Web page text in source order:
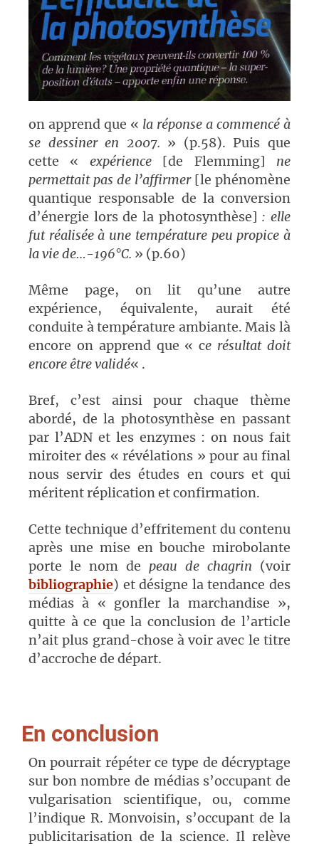
on apprend que « la réponse a commencé à
se dessiner en 2007. » (p.58). Puis que
cette « expérience [de Flemming] ne
permettait pas de l’affirmer[le phénomène
quantique responsable de la conversion
d’énergie lors de la photosynthèse]: elle
fut réalisée à une température peu propice à
la vie de…-196°C. » (p.60)
Même page, on lit qu’une autre
expérience, équivalente, aurait été
conduite à température ambiante. Mais là
encore on apprend que « ce résultat doit
encore être validé« .
Bref, c’est ainsi pour chaque thème
abordé, de la photosynthèse en passant
par l’ADN et les enzymes : on nous fait
miroiter des « révélations » pour au final
nous servir des études en cours et qui
méritent réplication et confirmation.
Cette technique d’effritement du contenu
après une mise en bouche mirobolante
porte le nom de peau de chagrin (voir
bibliographie) et désigne la tendance des
médias à « gonfler la marchandise »,
quitte à ce que la conclusion de l’article
n’ait plus grand-chose à voir avec le titre
d’accroche de départ.
En conclusion
On pourrait répéter ce type de décryptage
sur bon nombre de médias s’occupant de
vulgarisation scientifique, ou, comme
l’indique R. Monvoisin, s’occupant de la
publicitarisation de la science. Il relève